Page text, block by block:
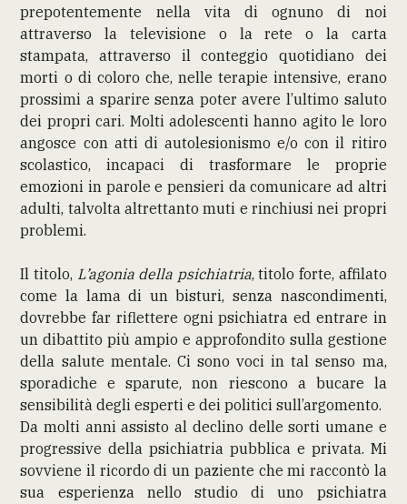
prepotentemente nella vita di ognuno di noi
attraverso la televisione o la rete o la carta
stampata, attraverso il conteggio quotidiano dei
morti o di coloro che, nelle terapie intensive, erano
prossimi a sparire senza poter avere l’ultimo saluto
dei propri cari. Molti adolescenti hanno agito le loro
angosce con atti di autolesionismo e/o con il ritiro
scolastico, incapaci di trasformare le proprie
emozioni in parole e pensieri da comunicare ad altri
adulti, talvolta altrettanto muti e rinchiusi nei propri
problemi.
Il titolo, L’agonia della psichiatria, titolo forte, affilato
come la lama di un bisturi, senza nascondimenti,
dovrebbe far riflettere ogni psichiatra ed entrare in
un dibattito più ampio e approfondito sulla gestione
della salute mentale. Ci sono voci in tal senso ma,
sporadiche e sparute, non riescono a bucare la
sensibilità degli esperti e dei politici sull’argomento.
Da molti anni assisto al declino delle sorti umane e
progressive della psichiatria pubblica e privata. Mi
sovviene il ricordo di un paziente che mi raccontò la
sua esperienza nello studio di uno psichiatra